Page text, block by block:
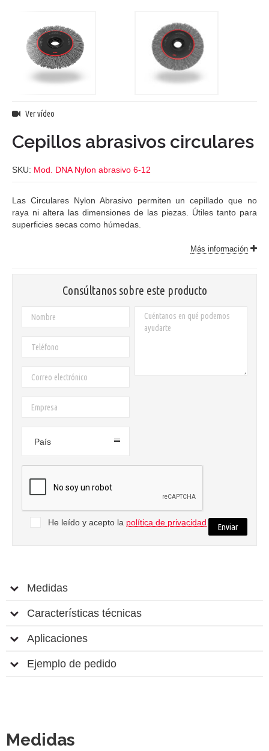
Ver vídeo
Cepillos abrasivos circulares
SKU: Mod. DNA Nylon abrasivo 6-12
Las Circulares Nylon Abrasivo permiten un cepillado que no
raya ni altera las dimensiones de las piezas. Útiles tanto para
superficies secas como húmedas.
Más información
Consúltanos sobre este producto
País
He leído y acepto la política de privacidad
Medidas
Características técnicas
Aplicaciones
Ejemplo de pedido
Medidas